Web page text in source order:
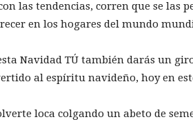
las tendencias, corren que se las
en los hogares del mundo
Navidad TÚ también darás un
al espíritu navideño, hoy en
loca colgando un abeto de